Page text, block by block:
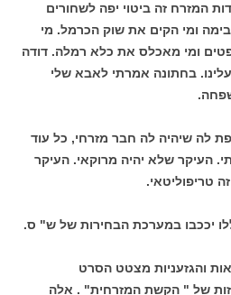
המזרח זה ביטוי יפה לשחורים
ומי הקים את שוק הכרמל. מי
ומי מאכלס את כלא רמלה. דודה
בחתונה אמרתי לאבא שלי
לה שיהיה לה חבר מזרחי, כל עוד
העיקר שלא יהיה מרוקאי. העיקר
טריפוליטאי.
יככבו במערכת הבחירות של ש" ס.
והגזעניות מצטט הסרט
של " הקשת המזרחית" . אלה